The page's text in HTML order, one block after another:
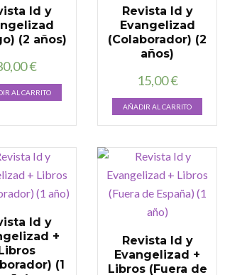
Id y
(2 años)
€
AL CARRITO
Revista Id y
Evangelizad
(Colaborador) (2
años)
15,00€
AÑADIR AL CARRITO
Id y
+
(1
Revista Id y
Evangelizad +
Libros (Fuera de